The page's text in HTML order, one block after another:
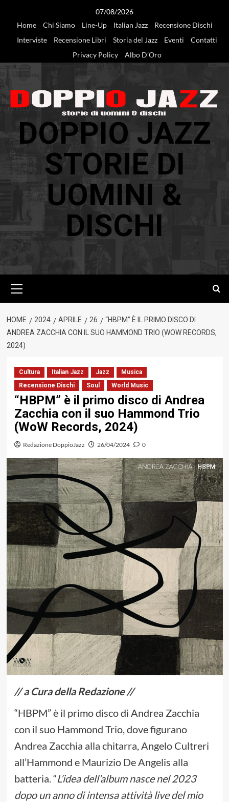
07/08/2026
Home
Chi Siamo Line-Up Italian Jazz
Recensione Dischi
Interviste
Recensione Libri Storia del Jazz Eventi
Contatti
Privacy Policy
Albo D’Oro
DOPPIO JAZZ
STORIE DI
UOMINI &
DISCHI
principale
HOME 2024 APRILE 26
“HBPM” È IL PRIMO DISCO DI
ANDREA ZACCHIA CON IL SUO HAMMOND TRIO (WOW RECORDS,
2024)
Cultura Italian Jazz Jazz
Musica
Recensione Dischi
Soul World Music
“HBPM” è il primo disco di Andrea
Zacchia con il suo Hammond Trio
(WoW Records, 2024)
Redazione DoppioJazz 26/04/2024 0
// a Cura della Redazione //
“HBPM” è il primo disco di Andrea Zacchia
con il suo Hammond Trio, dove figurano
Andrea Zacchia alla chitarra, Angelo Cultreri
all’Hammond e Maurizio De Angelis alla
batteria. “L’idea dell’album nasce nel 2023
dopo un anno di intensa attività live del mio